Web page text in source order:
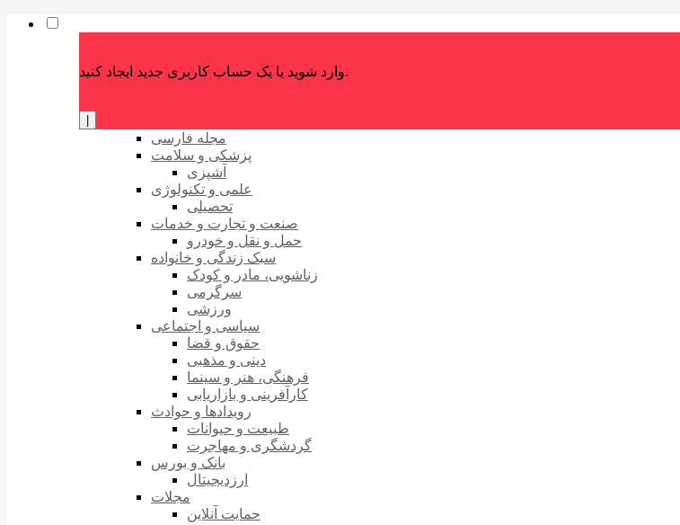
وارد شوید یا یک حساب کاربری جدید ایجاد کنید.
مجله فارسی
پزشکی و سلامت
آشپزی
علمی و تکنولوژی
تحصیلی
صنعت و تجارت و خدمات
حمل و نقل و خودرو
سبک زندگی و خانواده
زناشویی، مادر و کودک
سرگرمی
ورزشی
سیاسی و اجتماعی
حقوق و قضا
دینی و مذهبی
فرهنگی، هنر و سینما
کارآفرینی و بازاریابی
رویدادها و حوادث
طبیعت و حیوانات
گردشگری و مهاجرت
بانک و بورس
ارزدیجیتال
مجلات
حمایت آنلاین